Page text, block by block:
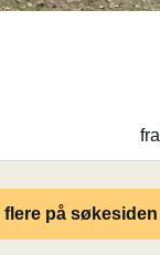
fra
flere på søkesiden